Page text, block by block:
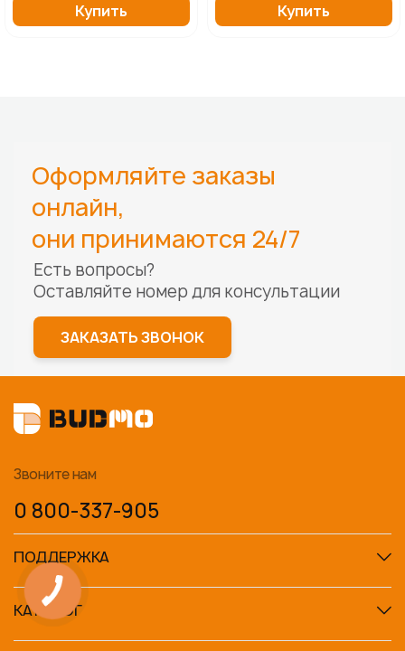
Купить Купить
Оформляйте заказы
онлайн,
они принимаются 24/7
Есть вопросы?
Оставляйте номер для консультации
ЗАКАЗАТЬ ЗВОНОК
Звоните нам
0 800-337-905
ПОДДЕРЖКА
КАТАЛОГ